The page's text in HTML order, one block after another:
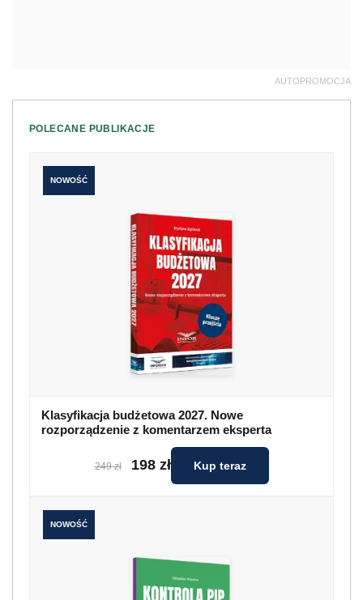
AUTOPROMOCJA
POLECANE PUBLIKACJE
NOWOŚĆ
Klasyfikacja budżetowa 2027. Nowe
rozporządzenie z komentarzem eksperta
249 zł 198 zł Kup teraz
NOWOŚĆ